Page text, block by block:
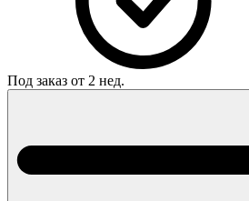
Под заказ от 2 нед.